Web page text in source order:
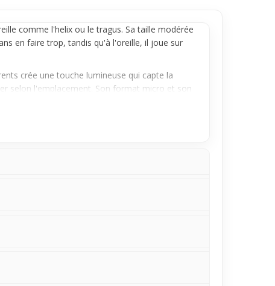
comme l'helix ou le tragus. Sa taille modérée
en faire trop, tandis qu'à l'oreille, il joue sur
crée une touche lumineuse qui capte la
selon l'emplacement. Son format micro et son
celles et ceux qui veulent tester un piercing